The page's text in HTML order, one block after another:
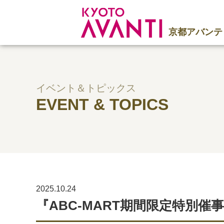
京都アバン
イベント＆トピックス
EVENT & TOPICS
2025.10.24
『ABC-MART期間限定特別催